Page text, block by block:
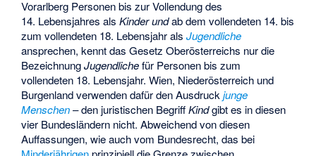
Vorarlberg Personen bis zur Vollendung des
14. Lebensjahres alsKinder undab dem vollendeten 14. bis
zum vollendeten 18. Lebensjahr alsJugendliche
ansprechen, kennt das Gesetz Oberösterreichs nur die
BezeichnungJugendlichefür Personen bis zum
vollendeten 18. Lebensjahr. Wien, Niederösterreich und
Burgenland verwenden dafür den Ausdruckjunge
Menschen– den juristischen BegriffKindgibt es in diesen
vier Bundesländern nicht. Abweichend von diesen
Auffassungen, wie auch vom Bundesrecht, das bei